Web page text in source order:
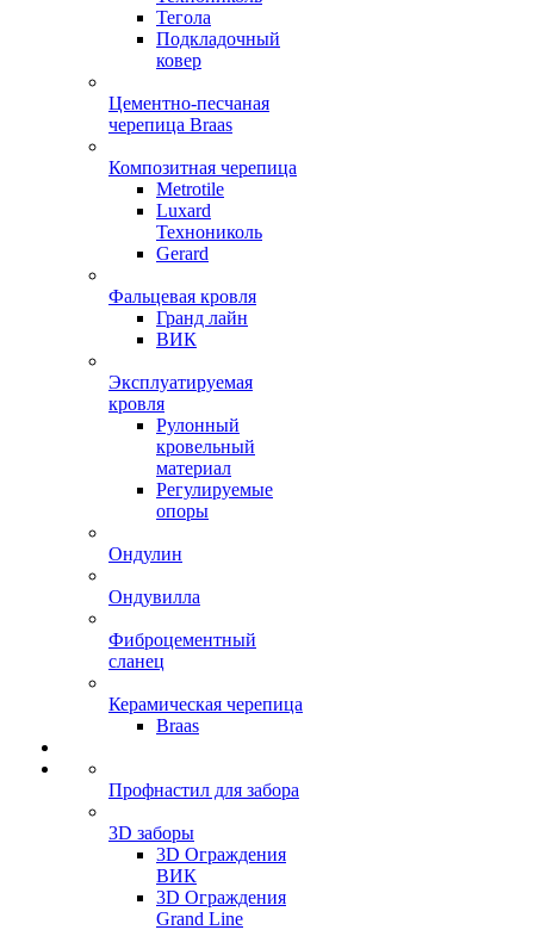
Тегола
Подкладочный
ковер
Цементно-песчаная
черепица Braas
Композитная черепица
Metrotile
Luxard
Технониколь
Gerard
Фальцевая кровля
Гранд лайн
ВИК
Эксплуатируемая
кровля
Рулонный
кровельный
материал
Регулируемые
опоры
Ондулин
Ондувилла
Фиброцементный
сланец
Керамическая черепица
Braas
Профнастил для забора
3D заборы
3D Ограждения
ВИК
3D Ограждения
Grand Line